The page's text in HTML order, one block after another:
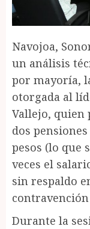
Navojoa,
un análisis
por mayoría,
otorgada al
Vallejo, quien
dos
pesos (lo que
veces el
sin respaldo
Durante la